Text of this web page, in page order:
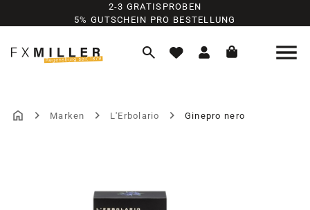
Zum Hauptinhalt springen
2-3 GRATISPROBEN
5% GUTSCHEIN PRO BESTELLUNG
Marken L'Erbolario Ginepro nero